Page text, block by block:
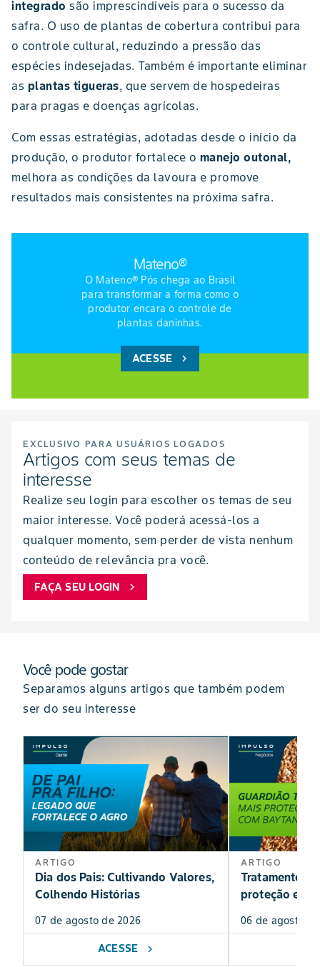
integrado são imprescindíveis para o sucesso da
safra. O uso de plantas de cobertura contribui para
o controle cultural, reduzindo a pressão das
espécies indesejadas. Também é importante eliminar
as plantas tigueras, que servem de hospedeiras
para pragas e doenças agrícolas.
Com essas estratégias, adotadas desde o início da
produção, o produtor fortalece o manejo outonal,
melhora as condições da lavoura e promove
resultados mais consistentes na próxima safra.
Mateno®
O Mateno® Pós chega ao Brasil
para transformar a forma como o
produtor encara o controle de
plantas daninhas.
ACESSE chevron_right
EXCLUSIVO PARA USUÁRIOS LOGADOS
Artigos com seus temas de
interesse
Realize seu login para escolher os temas de seu
maior interesse. Você poderá acessá-los a
qualquer momento, sem perder de vista nenhum
conteúdo de relevância pra você.
FAÇA SEU LOGIN chevron_right
Você pode gostar
Separamos alguns artigos que também podem
ser do seu interesse
ARTIGO
Dia dos Pais: Cultivando Valores,
Colhendo Histórias
07 de agosto de 2026
ACESSE chevron_right
ARTIGO
Tratamento
proteção
06 de agosto